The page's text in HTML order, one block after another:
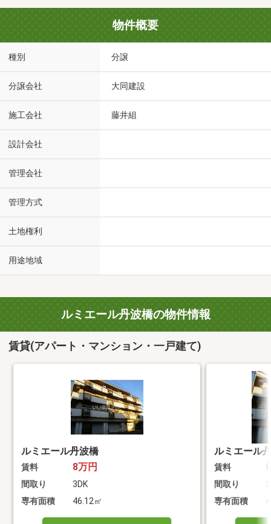
物件概要
種別 分譲
分譲会社 大同建設
施工会社 藤井組
設計会社
管理会社
管理方式
土地権利
用途地域
ルミエール丹波橋の物件情報
賃貸(アパート・マンション・一戸建て)
ルミエール丹波橋
賃料 8万円
間取り
3DK
専有面積
46.12㎡
ルミエール
賃料
間取り
専有面積